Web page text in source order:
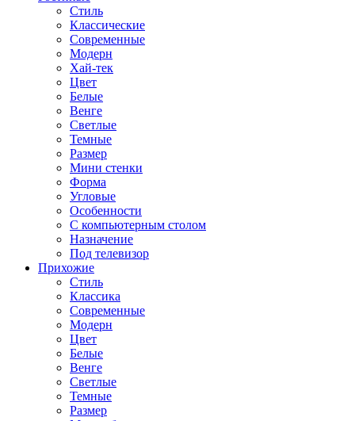
Стиль
Классические
Современные
Модерн
Хай-тек
Цвет
Белые
Венге
Светлые
Темные
Размер
Мини стенки
Форма
Угловые
Особенности
С компьютерным столом
Назначение
Под телевизор
Прихожие
Стиль
Классика
Современные
Модерн
Цвет
Белые
Венге
Светлые
Темные
Размер